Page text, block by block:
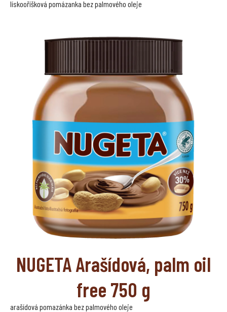
lískooříšková pomázanka bez palmového oleje
NUGETA Arašídová, palm oil
free 750 g
arašídová pomazánka bez palmového oleje